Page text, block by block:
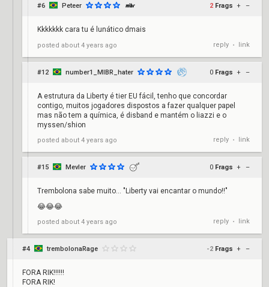
#6 Peteer 2 Frags + –
Kkkkkkk cara tu é lunático dmais
posted about 4 years ago reply • link
#12 number1_MIBR_hater 0 Frags + –
A estrutura da Liberty é tier EU fácil, tenho que concordar
contigo, muitos jogadores dispostos a fazer qualquer papel
mas não tem a química, é disband e mantém o liazzi e o
myssen/shion
posted about 4 years ago reply • link
#15 Mevler 0 Frags + –
Trembolona sabe muito... "Liberty vai encantar o mundo!!"
😂😂😂
posted about 4 years ago reply • link
#4 trembolonaRage -2 Frags + –
FORA RIK!!!!!!
FORA RIK!